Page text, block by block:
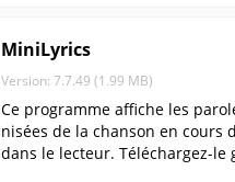
MiniLyrics
Version: 7.7.49 (1.99 MB)
Ce programme affiche les
nisées de la chanson en cours
dans le lecteur. Téléchargez-le